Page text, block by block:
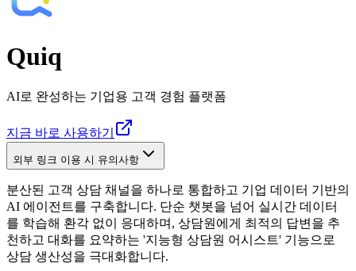
Quiq
AI로 완성하는 기업용 고객 경험 플랫폼
지금 바로 사용하기
외부 링크 이용 시 유의사항
분산된 고객 상담 채널을 하나로 통합하고 기업 데이터 기반의
AI 에이전트를 구축합니다. 단순 챗봇을 넘어 실시간 데이터
를 학습해 환각 없이 응대하며, 상담원에게 최적의 답변을 추
천하고 대화를 요약하는 '지능형 상담원 어시스트' 기능으로
상담 생산성을 극대화합니다.